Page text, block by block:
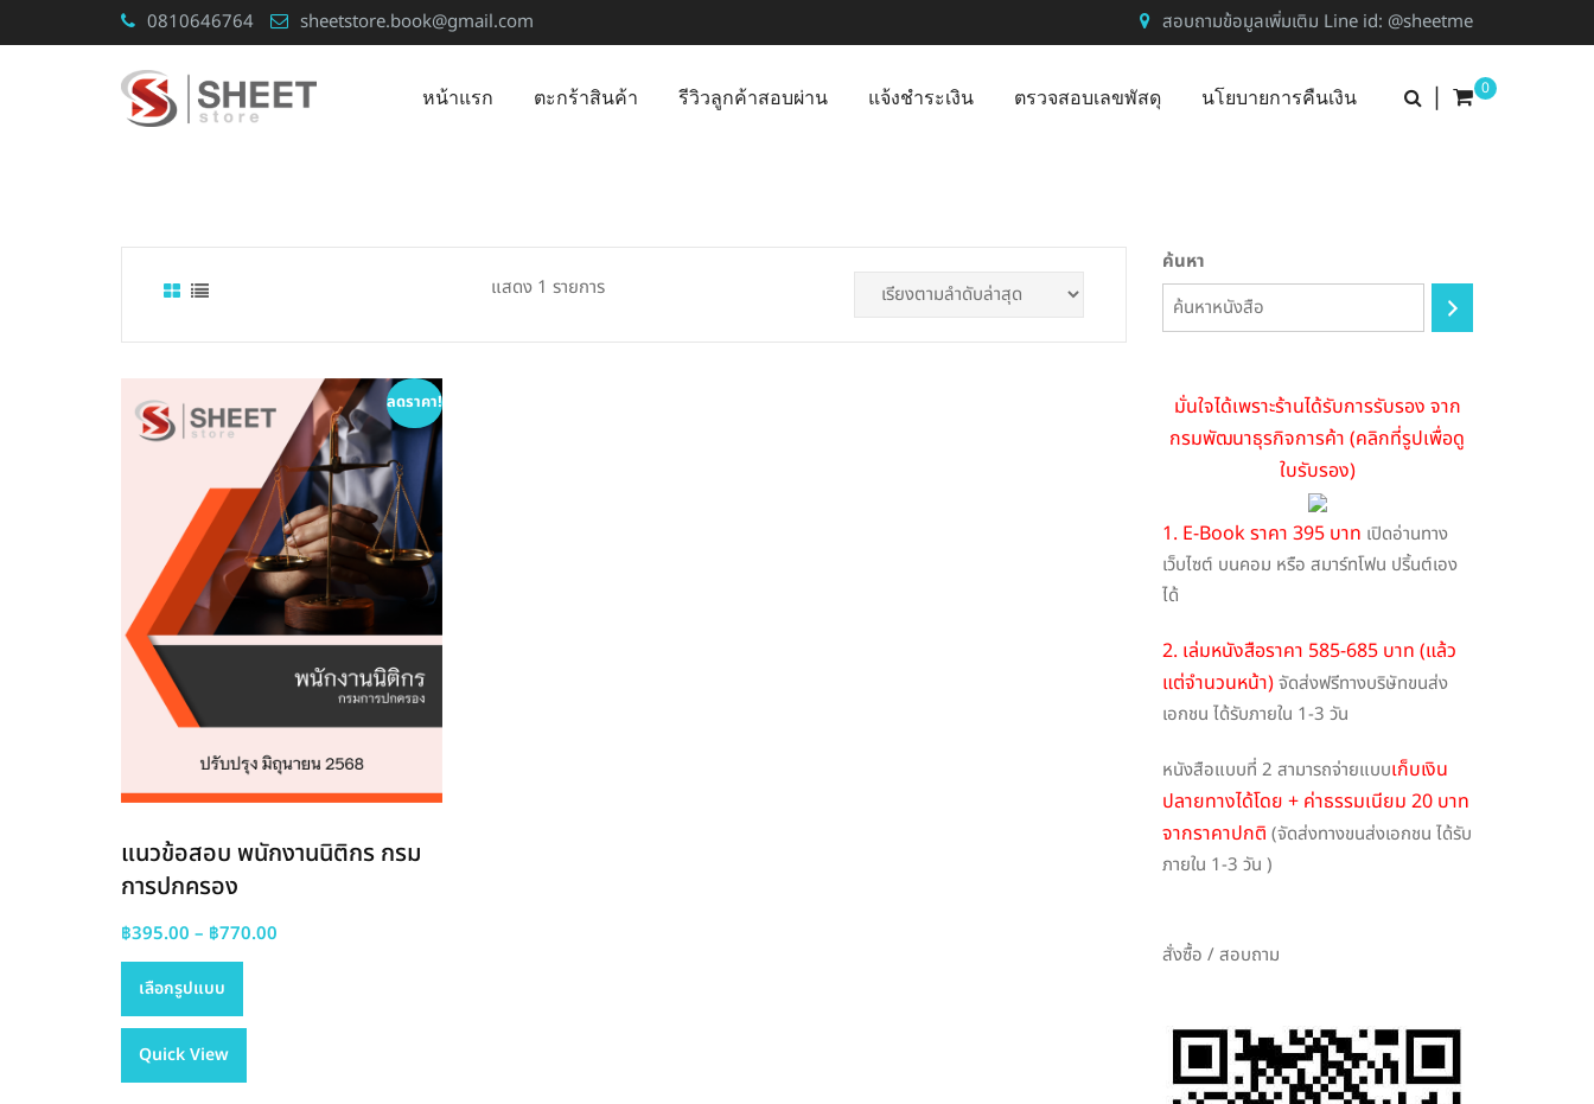
to
0810646764 sheetstore.book@gmail.com สอบถามข้อมูลเพิ่มเติม Line id: @sheetme
0
|
หน้าแรก ตะกร้าสินค้า รีวิวลูกค้าสอบผ่าน แจ้งชำระเงิน ตรวจสอบเลขพัสดุ นโยบายการคืนเงิน
แสดง 1 รายการ
ลดราคา!
แนวข้อสอบ พนักงานนิติกร กรม
การปกครอง
฿395.00 – ฿770.00
เลือกรูปแบบ
This
has
variants.
Quick View
ค้นหา
มั่นใจได้เพราะร้านได้รับการรับรอง จาก
กรมพัฒนาธุรกิจการค้า (คลิกที่รูปเพื่อดู
ใบรับรอง)
1. E-Book ราคา 395 บาท เปิดอ่านทาง
เว็บไซต์ บนคอม หรือ สมาร์ทโฟน ปริ้นต์เอง
ได้
2. เล่มหนังสือราคา 585-685 บาท (แล้ว
แต่จำนวนหน้า)จัดส่งฟรีทางบริษัทขนส่ง
เอกชน ได้รับภายใน 1-3 วัน
หนังสือแบบที่ 2 สามารถจ่ายแบบเก็บเงิน
ปลายทางได้โดย + ค่าธรรมเนียม 20 บาท
จากราคาปกติ (จัดส่งทางขนส่งเอกชน ได้รับ
ภายใน 1-3 วัน )
สั่งซื้อ / สอบถาม